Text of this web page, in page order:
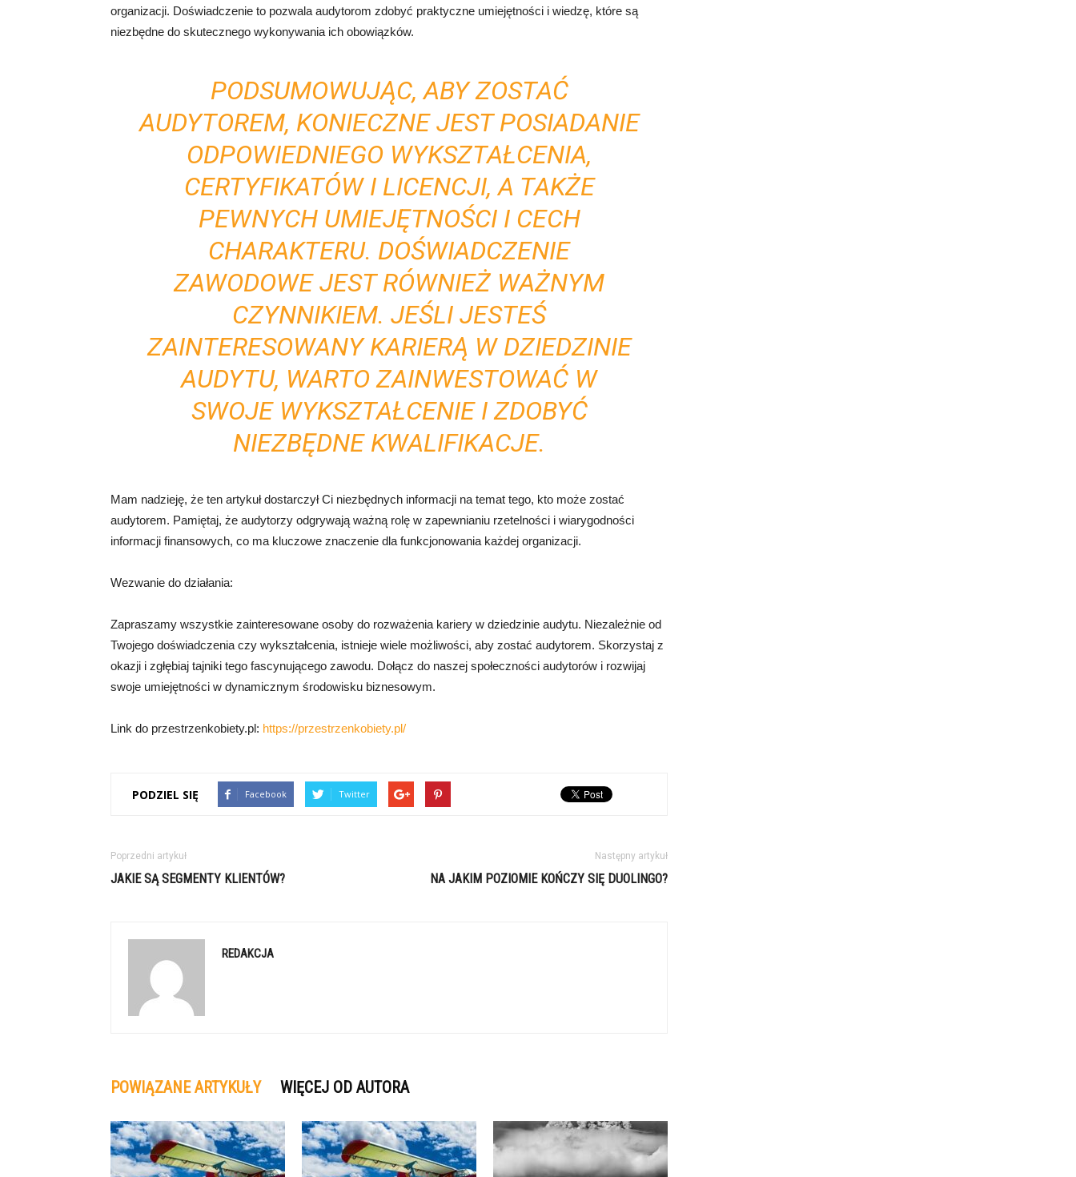
organizacji. Doświadczenie to pozwala audytorom zdobyć praktyczne umiejętności i wiedzę, które są
niezbędne do skutecznego wykonywania ich obowiązków.
PODSUMOWUJĄC, ABY ZOSTAĆ
AUDYTOREM, KONIECZNE JEST POSIADANIE
ODPOWIEDNIEGO WYKSZTAŁCENIA,
CERTYFIKATÓW I LICENCJI, A TAKŻE
PEWNYCH UMIEJĘTNOŚCI I CECH
CHARAKTERU. DOŚWIADCZENIE
ZAWODOWE JEST RÓWNIEŻ WAŻNYM
CZYNNIKIEM. JEŚLI JESTEŚ
ZAINTERESOWANY KARIERĄ W DZIEDZINIE
AUDYTU, WARTO ZAINWESTOWAĆ W
SWOJE WYKSZTAŁCENIE I ZDOBYĆ
NIEZBĘDNE KWALIFIKACJE.
Mam nadzieję, że ten artykuł dostarczył Ci niezbędnych informacji na temat tego, kto może zostać
audytorem. Pamiętaj, że audytorzy odgrywają ważną rolę w zapewnianiu rzetelności i wiarygodności
informacji finansowych, co ma kluczowe znaczenie dla funkcjonowania każdej organizacji.
Wezwanie do działania:
Zapraszamy wszystkie zainteresowane osoby do rozważenia kariery w dziedzinie audytu. Niezależnie od
Twojego doświadczenia czy wykształcenia, istnieje wiele możliwości, aby zostać audytorem. Skorzystaj z
okazji i zgłębiaj tajniki tego fascynującego zawodu. Dołącz do naszej społeczności audytorów i rozwijaj
swoje umiejętności w dynamicznym środowisku biznesowym.
Link do przestrzenkobiety.pl: https://przestrzenkobiety.pl/
PODZIEL SIĘ Facebook Twitter
Poprzedni artykuł
JAKIE SĄ SEGMENTY KLIENTÓW?
Następny artykuł
NA JAKIM POZIOMIE KOŃCZY SIĘ DUOLINGO?
REDAKCJA
POWIĄZANE ARTYKUŁY WIĘCEJ OD AUTORA